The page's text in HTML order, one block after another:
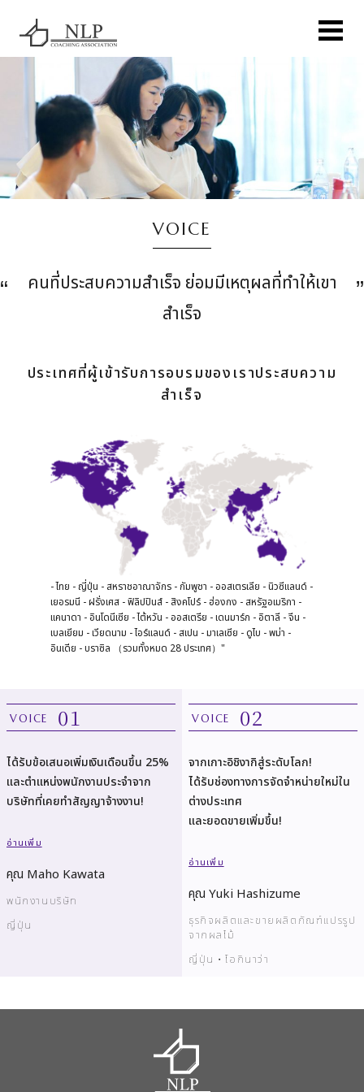
VOICE
คนที่ประสบความสำเร็จ ย่อมมีเหตุผลที่ทำให้เขา
สำเร็จ
ประเทศที่ผู้เข้ารับการอบรมของเราประสบความ
สำเร็จ
- ไทย - ญี่ปุ่น - สหราชอาณาจักร - กัมพูชา - ออสเตรเลีย - นิวซีแลนด์ -
เยอรมนี - ฝรั่งเศส - ฟิลิปปินส์ - สิงคโปร์ - ฮ่องกง - สหรัฐอเมริกา -
แคนาดา - อินโดนีเซีย - ไต้หวัน - ออสเตรีย - เดนมาร์ก - อิตาลี - จีน -
เบลเยียม - เวียดนาม - ไอร์แลนด์ - สเปน - มาเลเซีย - ดูไบ - พม่า -
อินเดีย - บราซิล （รวมทั้งหมด 28 ประเทศ）"
VOICE 01
ได้รับข้อเสนอเพิ่มเงินเดือนขึ้น 25%
และตำแหน่งพนักงานประจำจาก
บริษัทที่เคยทำสัญญาจ้างงาน!
อ่านเพิ่ม
คุณ Maho Kawata
พนักงานบริษัท
ญี่ปุ่น
VOICE 02
จากเกาะอิชิงากิสู่ระดับโลก!
ได้รับช่องทางการจัดจำหน่ายใหม่ใน
ต่างประเทศ
และยอดขายเพิ่มขึ้น!
อ่านเพิ่ม
คุณ Yuki Hashizume
ธุรกิจผลิตและขายผลิตภัณฑ์แปรรูป
จากผลไม้
ญี่ปุ่น・โอกินาว่า